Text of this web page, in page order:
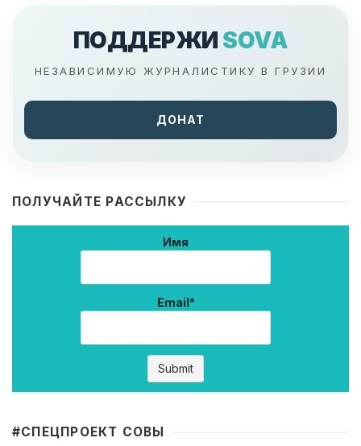
ПОДДЕРЖИ SOVA
НЕЗАВИСИМУЮ ЖУРНАЛИСТИКУ В ГРУЗИИ
ДОНАТ
ПОЛУЧАЙТЕ РАССЫЛКУ
Имя
Email*
#CПЕЦПРОЕКТ СОВЫ